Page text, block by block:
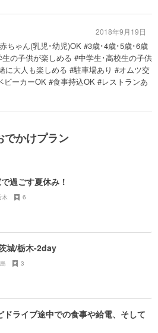
ちゃん(乳児･幼児)OK #3歳･4歳･5歳･6歳
の子供が楽しめる #中学生･高校生の子供
に大人も楽しめる #駐車場あり #オムツ交
ビーカーOK #食事持込OK #レストランあ
2018年9月19日
でかけプラン
過ごす夏休み！
木 6
城/栃木-2day
3
ドライブ途中での食事や給電、そして